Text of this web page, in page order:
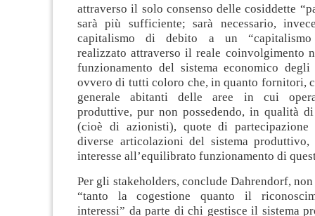
attraverso il solo consenso delle cosiddette
sarà più sufficiente; sarà necessario,
capitalismo di debito a un “capitalismo
realizzato attraverso il reale coinvolgimento
funzionamento del sistema economico degli
ovvero di tutti coloro che, in quanto fornitori,
generale abitanti delle aree in cui
produttive, pur non possedendo, in qualità di
(cioè di azionisti), quote di partecipazione
diverse articolazioni del sistema
interesse all’equilibrato funzionamento di
Per gli stakeholders, conclude Dahrendorf,
“tanto la cogestione quanto il
interessi” da parte di chi gestisce il sistema